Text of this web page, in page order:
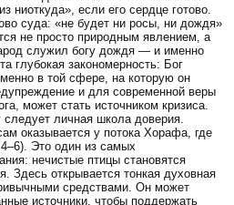
ниоткуда», если его сердце готово.
суда: «не будет ни росы, ни дождя»
не просто природным явлением, а
служил богу дождя — и именно
глубокая закономерность: Бог
в той сфере, на которую он
и для современной веры
может стать источником кризиса.
личная школа доверия.
оказывается у потока Хорафа, где
Это один из самых
нечистые птицы становятся
Здесь открывается тонкая духовная
средствами. Он может
источники, чтобы поддержать